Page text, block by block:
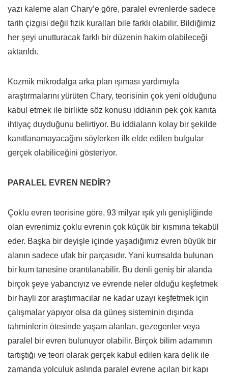
yazı kaleme alan Chary’e göre, paralel evrenlerde sadece
tarih çizgisi değil fizik kuralları bile farklı olabilir. Bildiğimiz
her şeyi unutturacak farklı bir düzenin hakim olabileceği
aktarıldı.
Kozmik mikrodalga arka plan ışıması yardımıyla
araştırmalarını yürüten Chary, teorisinin çok yeni olduğunu
kabul etmek ile birlikte söz konusu iddianın pek çok kanıta
ihtiyaç duyduğunu belirtiyor. Bu iddiaların kolay bir şekilde
kanıtlanamayacağını söylerken ilk elde edilen bulgular
gerçek olabiliceğini gösteriyor.
PARALEL EVREN NEDİR?
Çoklu evren teorisine göre, 93 milyar ışık yılı genişliğinde
olan evrenimiz çoklu evrenin çok küçük bir kısmına tekabül
eder. Başka bir deyişle içinde yaşadığımız evren büyük bir
alanın sadece ufak bir parçasıdır. Yani kumsalda bulunan
bir kum tanesine orantılanabilir. Bu denli geniş bir alanda
birçok şeye yabancıyız ve evrende neler olduğu keşfetmek
bir hayli zor araştırmacılar ne kadar uzayı keşfetmek için
çalışmalar yapıyor olsa da güneş sisteminin dışında
tahminlerin ötesinde yaşam alanları, gezegenler veya
paralel bir evren bulunuyor olabilir. Birçok bilim adamının
tartıştığı ve teori olarak gerçek kabul edilen kara delik ile
zamanda yolculuk aslında paralel evrene açılan bir kapı